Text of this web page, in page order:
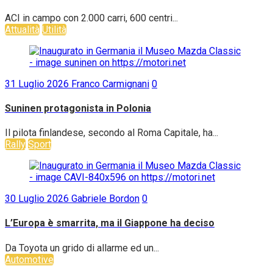
ACI in campo con 2.000 carri, 600 centri...
Attualità Utilità
31 Luglio 2026 Franco Carmignani 0
Suninen protagonista in Polonia
Il pilota finlandese, secondo al Roma Capitale, ha...
Rally Sport
30 Luglio 2026 Gabriele Bordon 0
L’Europa è smarrita, ma il Giappone ha deciso
Da Toyota un grido di allarme ed un...
Automotive